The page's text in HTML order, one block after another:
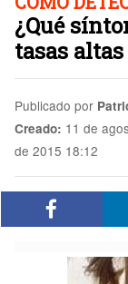
¿Qué
tasas
Publicado por
Creado: 11 de
de 2015 18:12